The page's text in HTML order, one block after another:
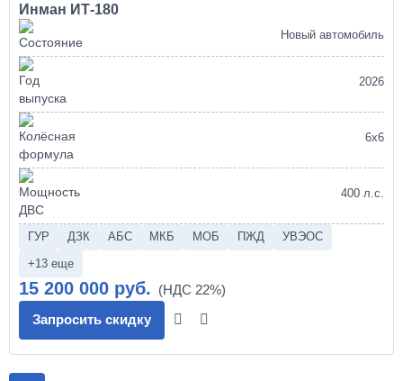
Инман ИТ-180
Новый автомобиль
2026
6х6
400 л.с.
ГУР ДЗК АБС МКБ МОБ ПЖД
УВЭОС
+13 еще
15 200 000 руб.
Запросить скидку